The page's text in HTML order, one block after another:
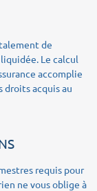
de
Le calcul
accomplie
acquis au
requis pour
ne vous oblige à